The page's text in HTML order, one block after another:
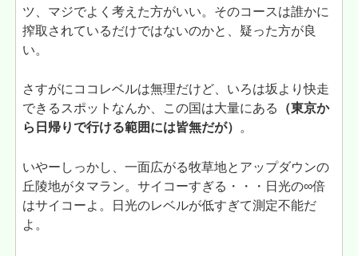
ツ、マジでよく考えた方がいい。そのコースは誰かに
搾取されているだけではないのかと、疑った方が良
い。
さすがにココレベルは無理だけど、いろは坂より快走
できるスポットなんか、この国は大量にある
（東京か
ら日帰りで行ける範囲には皆無だが） 。
いやーしっかし、一面広がる牧草地とアップダウンの
丘陵地がタマラン。サイコーすぎる・・・日光の∞倍
はサイコーよ。日光のレベルが低すぎて測定不能だ
よ。